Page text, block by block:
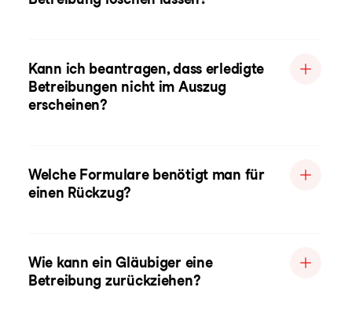
Kann ich beantragen, dass erledigte
Betreibungen nicht im Auszug
erscheinen?
Welche Formulare benötigt man für
einen Rückzug?
Wie kann ein Gläubiger eine
Betreibung zurückziehen?